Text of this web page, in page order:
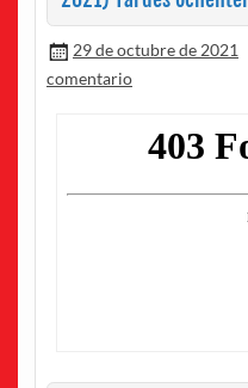
29 de octubre de 2021
comentario